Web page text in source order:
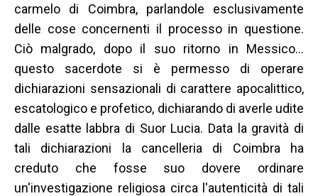
carmelo di Coimbra, parlandole esclusivamente
delle cose concernenti il processo in questione.
Ciò malgrado, dopo il suo ritorno in Messico…
questo sacerdote si è permesso di operare
dichiarazioni sensazionali di carattere apocalittico,
escatologico e profetico, dichiarando di averle udite
dalle esatte labbra di Suor Lucia. Data la gravità di
tali dichiarazioni la cancelleria di Coimbra ha
creduto che fosse suo dovere ordinare
un'investigazione religiosa circa l'autenticità di tali